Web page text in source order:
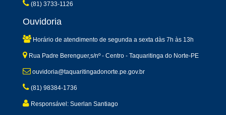
(81) 3733-1126
Ouvidoria
Horário de atendimento de segunda a sexta dàs 7h às 13h
Rua Padre Berenguer,s/nº - Centro - Taquaritinga do Norte-PE
ouvidoria@taquaritingadonorte.pe.gov.br
(81) 98384-1736
Responsável: Suerlan Santiago